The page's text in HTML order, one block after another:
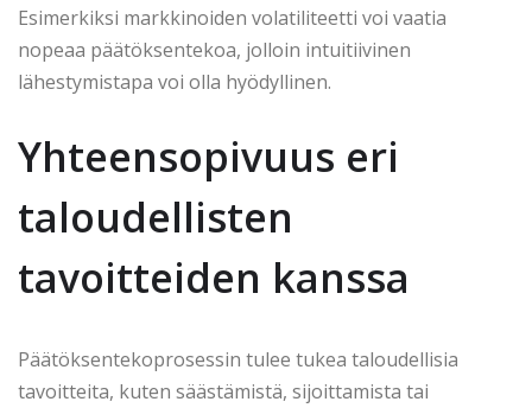
Esimerkiksi markkinoiden volatiliteetti voi vaatia
nopeaa päätöksentekoa, jolloin intuitiivinen
lähestymistapa voi olla hyödyllinen.
Yhteensopivuus eri
taloudellisten
tavoitteiden kanssa
Päätöksentekoprosessin tulee tukea taloudellisia
tavoitteita, kuten säästämistä, sijoittamista tai